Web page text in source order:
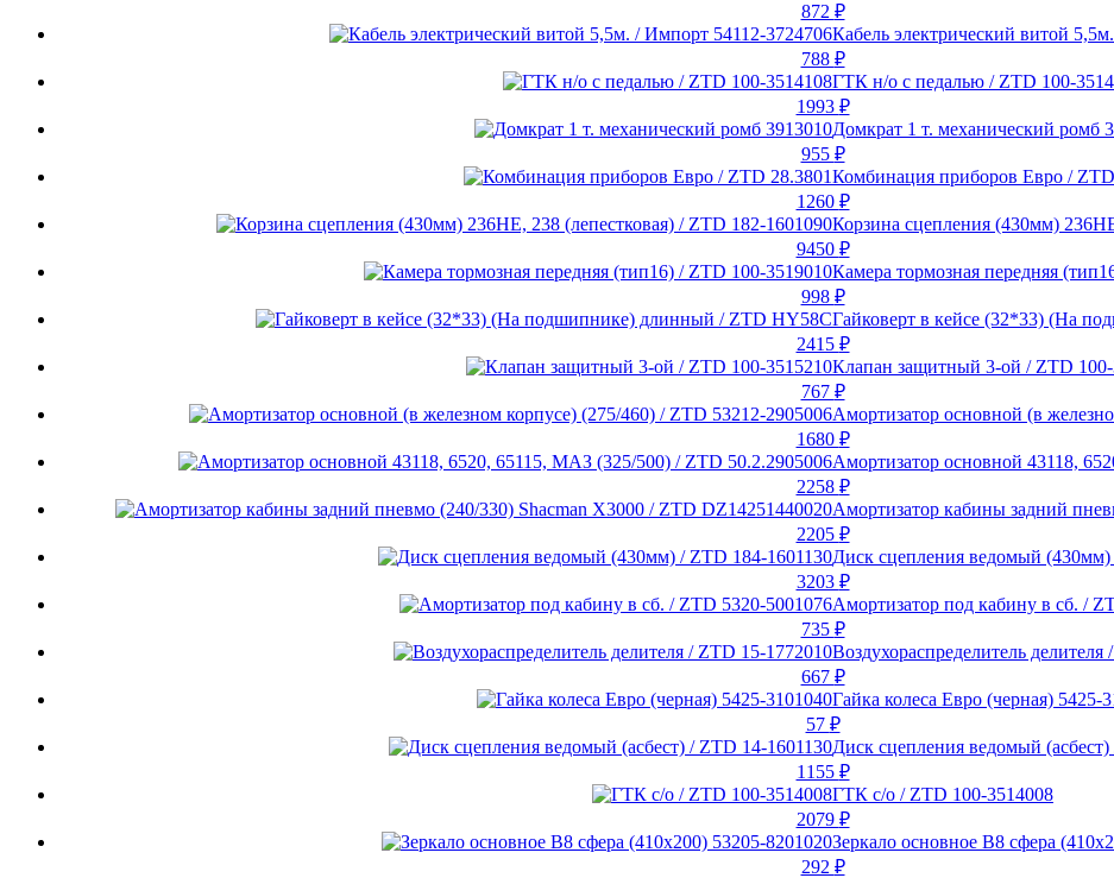
872 ₽
Кабель электрический витой
788 ₽
ГТК н/о с педалью / ZTD 100-
1993 ₽
Домкрат 1 т. механический ромб
955 ₽
Комбинация приборов Евро / ZTD
1260 ₽
Корзина сцепления (430мм)
9450 ₽
Камера тормозная передняя
998 ₽
Гайковерт в кейсе (32*33) (На
2415 ₽
Клапан защитный 3-ой / ZTD 100-
767 ₽
Амортизатор основной (в
1680 ₽
Амортизатор основной 43118,
2258 ₽
Амортизатор кабины задний
2205 ₽
Диск сцепления ведомый
3203 ₽
Амортизатор под кабину в сб. /
735 ₽
Воздухораспределитель
667 ₽
Гайка колеса Евро (черная) 5425-
57 ₽
Диск сцепления ведомый
1155 ₽
ГТК с/о / ZTD 100-3514008
2079 ₽
Зеркало основное В8 сфера
292 ₽